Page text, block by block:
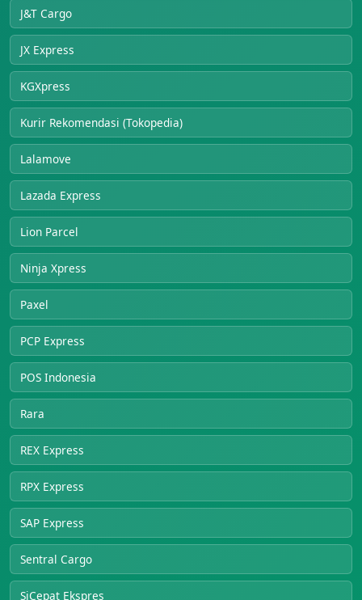
J&T Cargo
JX Express
KGXpress
Kurir Rekomendasi (Tokopedia)
Lalamove
Lazada Express
Lion Parcel
Ninja Xpress
Paxel
PCP Express
POS Indonesia
Rara
REX Express
RPX Express
SAP Express
Sentral Cargo
SiCepat Ekspres